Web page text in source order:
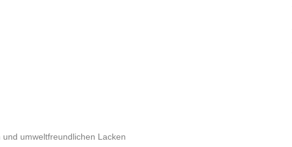
umweltfreundlichen Lacken